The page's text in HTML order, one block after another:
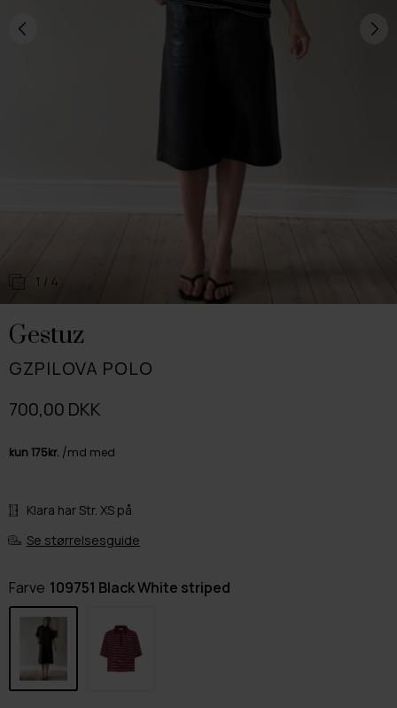
1 / 4
Gestuz
GZPILOVA POLO
700,00 DKK
Klara har Str. XS på
Se størrelsesguide
Farve 109751 Black White striped